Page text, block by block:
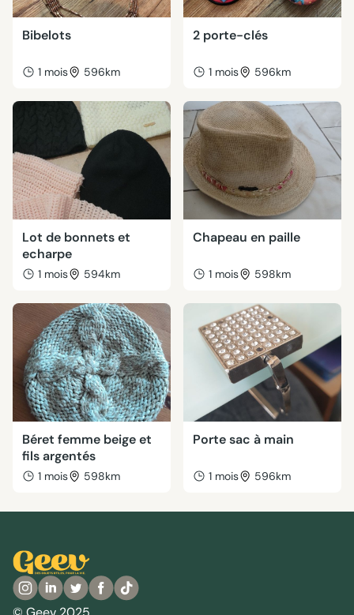
Bibelots
1 mois 596km
2 porte-clés
1 mois 596km
Lot de bonnets et
echarpe
1 mois 594km
Chapeau en paille
1 mois 598km
Béret femme beige et
fils argentés
1 mois 598km
Porte sac à main
1 mois 596km